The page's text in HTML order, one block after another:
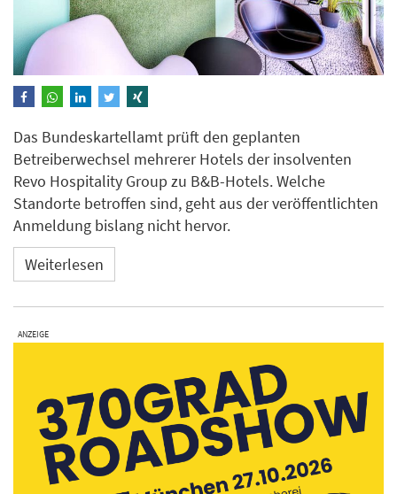
Das Bundeskartellamt prüft den geplanten
Betreiberwechsel mehrerer Hotels der insolventen
Revo Hospitality Group zu B&B-Hotels. Welche
Standorte betroffen sind, geht aus der veröffentlichten
Anmeldung bislang nicht hervor.
Weiterlesen
ANZEIGE